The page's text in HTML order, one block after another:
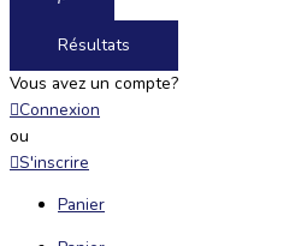
Résultats
Vous avez un compte?
Connexion
ou
S'inscrire
Panier